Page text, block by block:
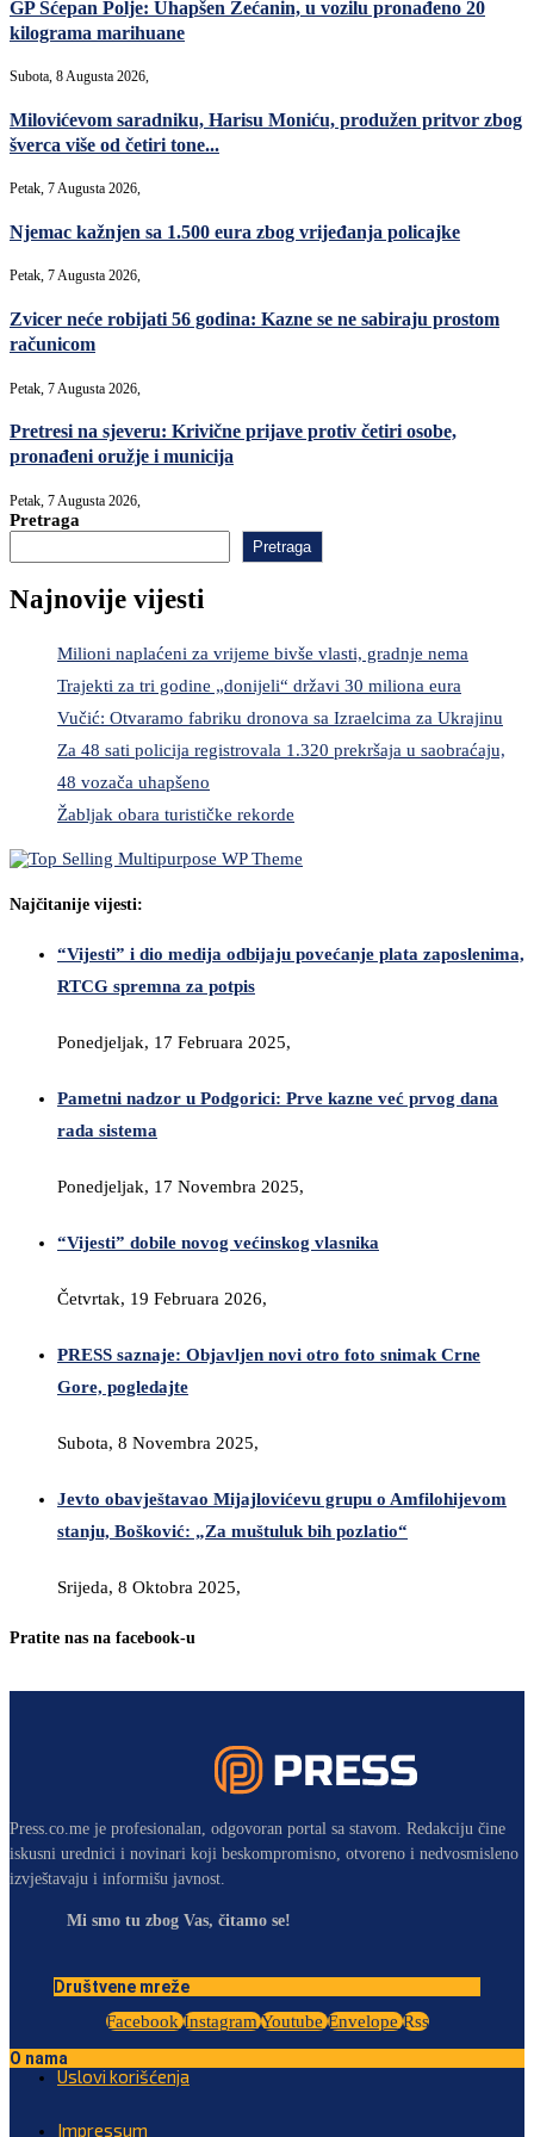
GP Šćepan Polje: Uhapšen Zećanin, u vozilu pronađeno 20
kilograma marihuane
Subota, 8 Augusta 2026,
Milovićevom saradniku, Harisu Moniću, produžen pritvor zbog
šverca više od četiri tone...
Petak, 7 Augusta 2026,
Njemac kažnjen sa 1.500 eura zbog vrijeđanja policajke
Petak, 7 Augusta 2026,
Zvicer neće robijati 56 godina: Kazne se ne sabiraju prostom
računicom
Petak, 7 Augusta 2026,
Pretresi na sjeveru: Krivične prijave protiv četiri osobe,
pronađeni oružje i municija
Petak, 7 Augusta 2026,
Pretraga
Pretraga
Najnovije vijesti
Milioni naplaćeni za vrijeme bivše vlasti, gradnje nema
Trajekti za tri godine „donijeli“ državi 30 miliona eura
Vučić: Otvaramo fabriku dronova sa Izraelcima za Ukrajinu
Za 48 sati policija registrovala 1.320 prekršaja u saobraćaju,
48 vozača uhapšeno
Žabljak obara turističke rekorde
Najčitanije vijesti:
“Vijesti” i dio medija odbijaju povećanje plata zaposlenima,
RTCG spremna za potpis
Ponedjeljak, 17 Februara 2025,
Pametni nadzor u Podgorici: Prve kazne već prvog dana
rada sistema
Ponedjeljak, 17 Novembra 2025,
“Vijesti” dobile novog većinskog vlasnika
Četvrtak, 19 Februara 2026,
PRESS saznaje: Objavljen novi otro foto snimak Crne
Gore, pogledajte
Subota, 8 Novembra 2025,
Jevto obavještavao Mijajlovićevu grupu o Amfilohijevom
stanju, Bošković: „Za muštuluk bih pozlatio“
Srijeda, 8 Oktobra 2025,
Pratite nas na facebook-u
Press.co.me je profesionalan, odgovoran portal sa stavom. Redakciju čine
iskusni urednici i novinari koji beskompromisno, otvoreno i nedvosmisleno
izvještavaju i informišu javnost.
Mi smo tu zbog Vas, čitamo se!
Društvene mreže
Facebook Instagram Youtube Envelope Rss
O nama
Uslovi korišćenja
Impressum